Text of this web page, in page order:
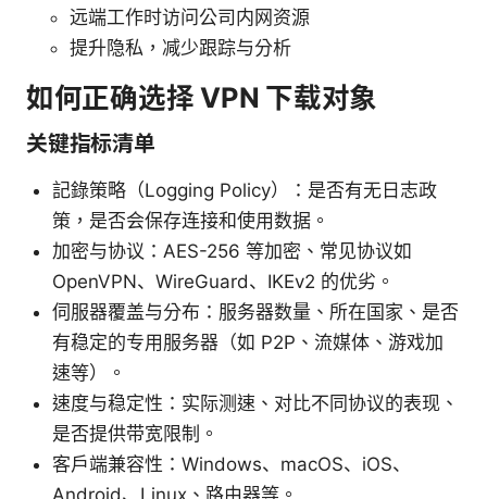
远端工作时访问公司内网资源
提升隐私，减少跟踪与分析
如何正确选择 VPN 下载对象
关键指标清单
記錄策略（Logging Policy）：是否有无日志政
策，是否会保存连接和使用数据。
加密与协议：AES-256 等加密、常见协议如
OpenVPN、WireGuard、IKEv2 的优劣。
伺服器覆盖与分布：服务器数量、所在国家、是否
有稳定的专用服务器（如 P2P、流媒体、游戏加
速等）。
速度与稳定性：实际测速、对比不同协议的表现、
是否提供带宽限制。
客户端兼容性：Windows、macOS、iOS、